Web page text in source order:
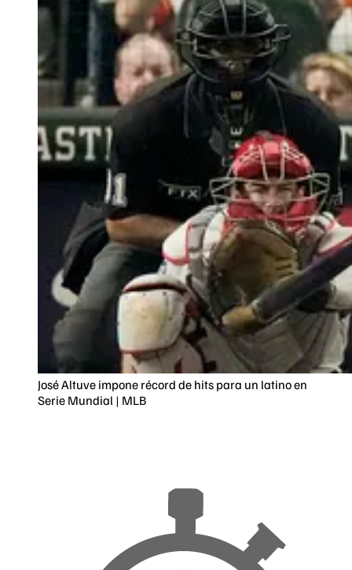
José Altuve impone récord de hits para un latino en
Serie Mundial | MLB